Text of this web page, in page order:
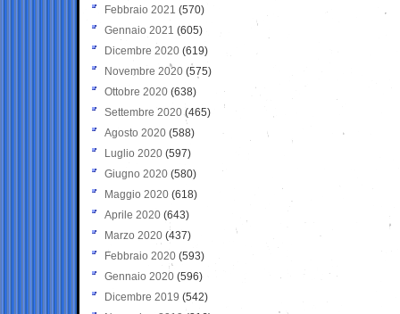
Febbraio 2021 (570)
Gennaio 2021 (605)
Dicembre 2020 (619)
Novembre 2020 (575)
Ottobre 2020 (638)
Settembre 2020(465)
Agosto 2020 (588)
Luglio 2020 (597)
Giugno 2020 (580)
Maggio 2020 (618)
Aprile 2020 (643)
Marzo 2020 (437)
Febbraio 2020 (593)
Gennaio 2020 (596)
Dicembre 2019 (542)